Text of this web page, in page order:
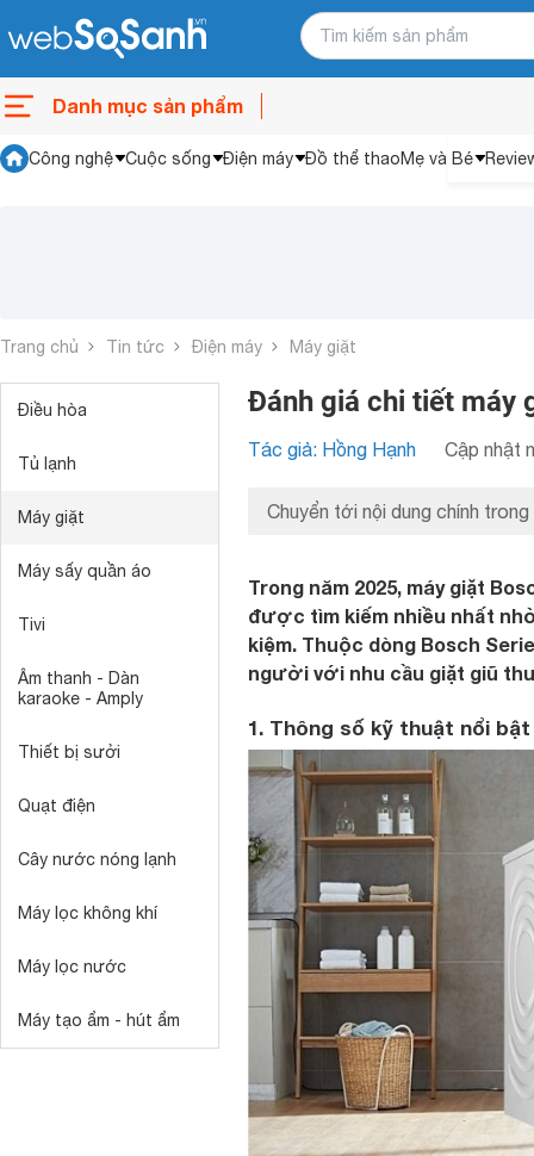
Danh mục sản phẩm
Công nghệ Cuộc sống Điện máy Đồ thể thaoMẹ và Bé
Trang chủ Tin tức Điện máy Máy giặt
Điều hòa
Tủ lạnh
Máy giặt
Máy sấy quần áo
Tivi
Âm thanh - Dàn
karaoke - Amply
Thiết bị sưởi
Quạt điện
Cây nước nóng lạnh
Máy lọc không khí
Máy lọc nước
Máy tạo ẩm - hút ẩm
Đánh giá chi tiết máy
Tác giả: Hồng Hạnh Cập nhật
Chuyển tới nội dung chính trong
Trong năm 2025, máy giặt
được tìm kiếm nhiều nhất
kiệm. Thuộc dòng Bosch
người với nhu cầu giặt giũ
1. Thông số kỹ thuật nổi bật